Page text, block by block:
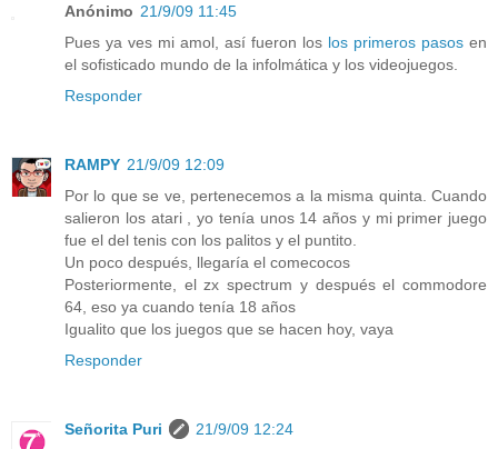
Anónimo 21/9/09 11:45
Pues ya ves mi amol, así fueron los los primeros pasos en
el sofisticado mundo de la infolmática y los videojuegos.
Responder
RAMPY 21/9/09 12:09
Por lo que se ve, pertenecemos a la misma quinta. Cuando
salieron los atari , yo tenía unos 14 años y mi primer juego
fue el del tenis con los palitos y el puntito.
Un poco después, llegaría el comecocos
Posteriormente, el zx spectrum y después el commodore
64, eso ya cuando tenía 18 años
Igualito que los juegos que se hacen hoy, vaya
Responder
Señorita Puri
21/9/09 12:24